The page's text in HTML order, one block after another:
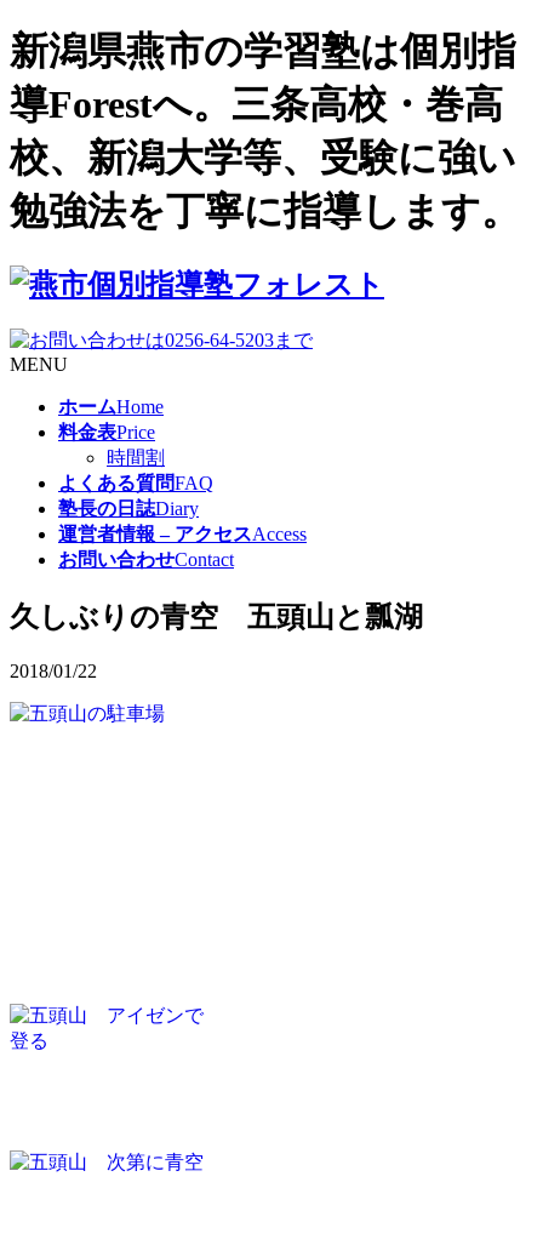
新潟県燕市の学習塾は個別指
導Forestへ。三条高校・巻高
校、新潟大学等、受験に強い
勉強法を丁寧に指導します。
MENU
ホームHome
料金表Price
時間割
よくある質問FAQ
塾長の日誌Diary
運営者情報 – アクセスAccess
お問い合わせContact
久しぶりの青空 五頭山と瓢湖
2018/01/22